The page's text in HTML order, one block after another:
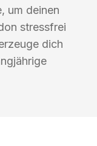
um deinen
stressfrei
dich